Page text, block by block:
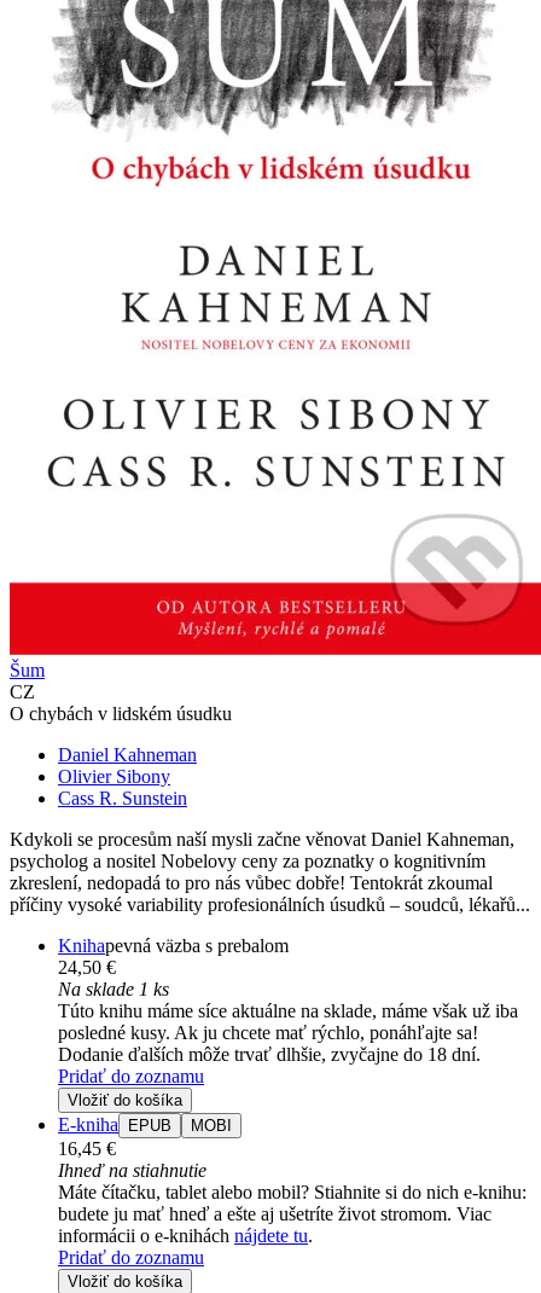
Šum
CZ
O chybách v lidském úsudku
Daniel Kahneman
Olivier Sibony
Cass R. Sunstein
Kdykoli se procesům naší mysli začne věnovat Daniel Kahneman,
psycholog a nositel Nobelovy ceny za poznatky o kognitivním
zkreslení, nedopadá to pro nás vůbec dobře! Tentokrát zkoumal
příčiny vysoké variability profesionálních úsudků – soudců, lékařů...
Knihapevná väzba s prebalom
24,50 €
Na sklade 1 ks
Túto knihu máme síce aktuálne na sklade, máme však už iba
posledné kusy. Ak ju chcete mať rýchlo, ponáhľajte sa!
Dodanie ďalších môže trvať dlhšie, zvyčajne do 18 dní.
Pridať do zoznamu
Vložiť do košíka
E-kniha EPUB MOBI
16,45 €
Ihneď na stiahnutie
Máte čítačku, tablet alebo mobil? Stiahnite si do nich e-knihu:
budete ju mať hneď a ešte aj ušetríte život stromom. Viac
informácii o e-knihách nájdete tu.
Pridať do zoznamu
Vložiť do košíka